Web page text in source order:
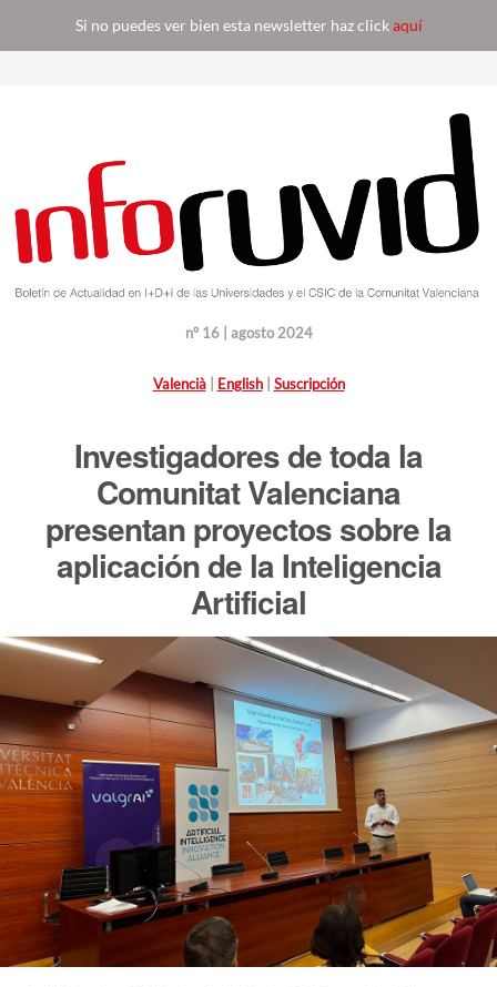
Si no puedes ver bien esta newsletter haz clickaquí
nº 16 | agosto 2024
Valencià| English| Suscripción
Investigadores de toda la
Comunitat Valenciana
presentan proyectos sobre la
aplicación de la Inteligencia
Artificial